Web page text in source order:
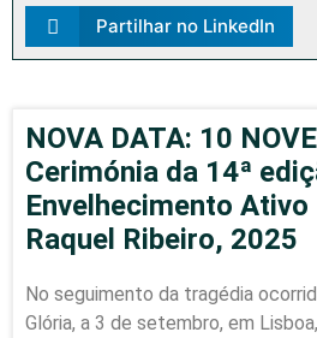
Partilhar no LinkedIn
NOVA DATA: 10
Cerimónia da 14ª
Envelhecimento Ativo
Raquel Ribeiro, 2025
No seguimento da tragédia
Glória, a 3 de setembro, em